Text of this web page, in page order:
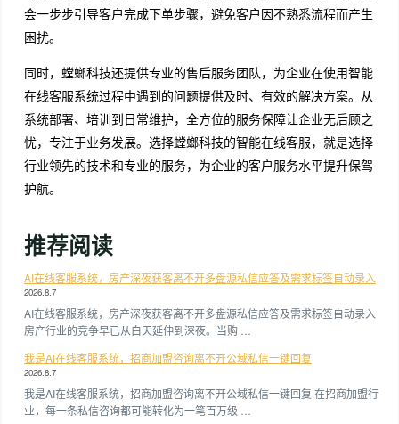
会一步步引导客户完成下单步骤，避免客户因不熟悉流程而产生
困扰。
同时，螳螂科技还提供专业的售后服务团队，为企业在使用智能
在线客服系统过程中遇到的问题提供及时、有效的解决方案。从
系统部署、培训到日常维护，全方位的服务保障让企业无后顾之
忧，专注于业务发展。选择螳螂科技的智能在线客服，就是选择
行业领先的技术和专业的服务，为企业的客户服务水平提升保驾
护航。
推荐阅读
AI在线客服系统，房产深夜获客离不开多盘源私信应答及需求标签自动录入
2026.8.7
AI在线客服系统，房产深夜获客离不开多盘源私信应答及需求标签自动录入
房产行业的竞争早已从白天延伸到深夜。当购 …
我是AI在线客服系统，招商加盟咨询离不开公域私信一键回复
2026.8.7
我是AI在线客服系统，招商加盟咨询离不开公域私信一键回复 在招商加盟行
业，每一条私信咨询都可能转化为一笔百万级 …